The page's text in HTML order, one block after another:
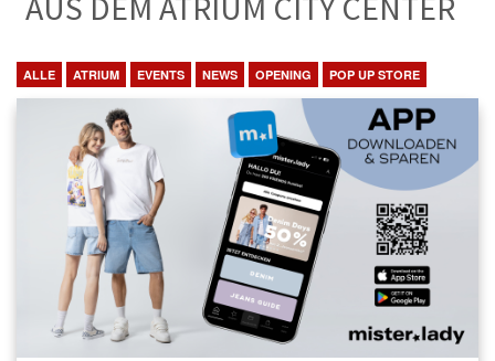
ALLE ATRIUM EVENTS NEWS OPENING POP UP STORE